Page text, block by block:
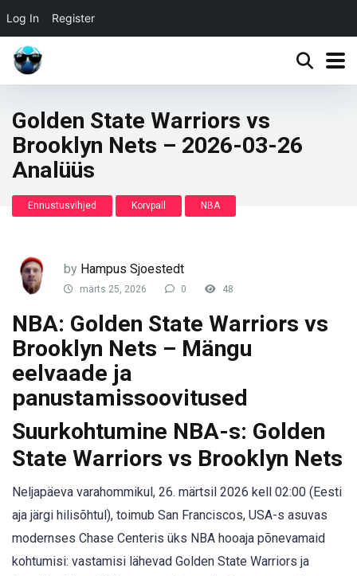
Log In Register
Golden State Warriors vs
Brooklyn Nets – 2026-03-26
Analüüs
Ennustusvihjed Korvpall NBA
by Hampus Sjoestedt
märts 25, 2026 0 48
NBA: Golden State Warriors vs
Brooklyn Nets – Mängu
eelvaade ja
panustamissoovitused
Suurkohtumine NBA-s: Golden
State Warriors vs Brooklyn Nets
Neljapäeva varahommikul, 26. märtsil 2026 kell 02:00 (Eesti
aja järgi hilisõhtul), toimub San Franciscos, USA-s asuvas
modernses Chase Centeris üks NBA hooaja põnevamaid
kohtumisi: vastamisi lähevad Golden State Warriors ja